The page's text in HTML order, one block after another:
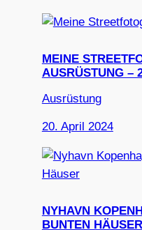
MEINE
AUSRÜSTUNG –
Ausrüstung
20. April 2024
NYHAVN
BUNTEN HÄUSER